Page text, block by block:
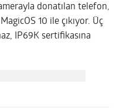
donatılan telefon,
10 ile çıkıyor. Üç
IP69K sertifikasına